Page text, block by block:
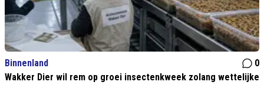
Binnenland
0
Wakker Dier wil rem op groei insectenkweek zolang wettelijke